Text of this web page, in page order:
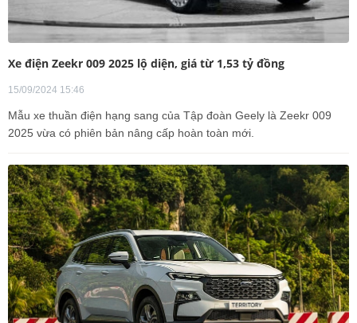
Xe điện Zeekr 009 2025 lộ diện, giá từ 1,53 tỷ đồng
15/09/2024 15:46
Mẫu xe thuần điện hạng sang của Tập đoàn Geely là Zeekr 009
2025 vừa có phiên bản nâng cấp hoàn toàn mới.